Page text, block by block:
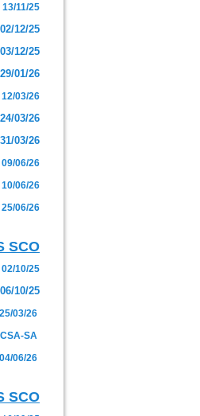
11/25
12/25
12/25
01/26
03/26
03/26
03/26
06/26
06/26
06/26
SCO
02/10/25
10/25
03/26
SA
06/26
SCO